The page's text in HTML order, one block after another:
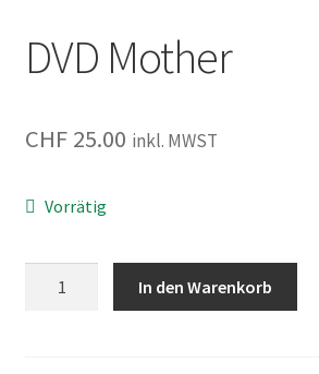
DVD Mother
CHF25.00 inkl. MWST
Vorrätig
In den Warenkorb